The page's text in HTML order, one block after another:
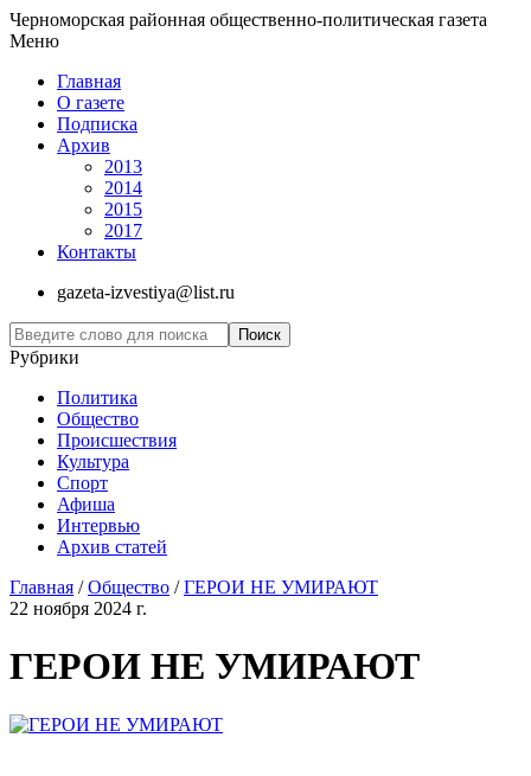
Черноморская районная общественно-политическая газета
Меню
Главная
О газете
Подписка
Архив
2013
2014
2015
2017
Контакты
gazeta-izvestiya@list.ru
Рубрики
Политика
Общество
Проиcшествия
Культура
Спорт
Афиша
Интервью
Архив статей
Главная /Общество /ГЕРОИ НЕ УМИРАЮТ
22 ноября 2024 г.
ГЕРОИ НЕ УМИРАЮТ